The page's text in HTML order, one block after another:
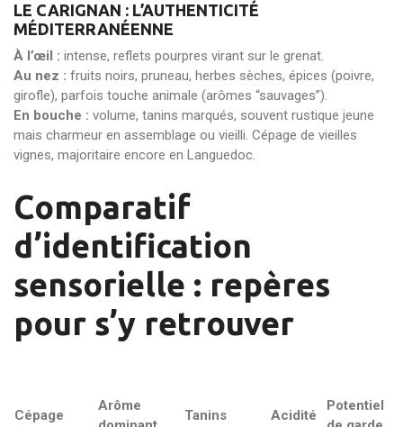
LE CARIGNAN : L’AUTHENTICITÉ
MÉDITERRANÉENNE
À l’œil : intense, reflets pourpres virant sur le grenat.
Au nez : fruits noirs, pruneau, herbes sèches, épices (poivre,
girofle), parfois touche animale (arômes “sauvages”).
En bouche : volume, tanins marqués, souvent rustique jeune
mais charmeur en assemblage ou vieilli. Cépage de vieilles
vignes, majoritaire encore en Languedoc.
Comparatif
d’identification
sensorielle : repères
pour s’y retrouver
Cépage
Arôme
Tanins Acidité
Potentiel